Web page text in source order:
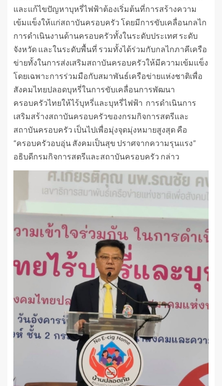
และแก้ไขปัญหาบุหรี่ไฟฟ้าต้องเริ่มต้นที่การสร้างความ
เข้มแข็งให้แก่สถาบันครอบครัว โดยมีการขับเคลื่อนกลไก
การดำเนินงานด้านครอบครัวทั้งในระดับประเทศ ระดับ
จังหวัด และในระดับพื้นที่ รวมทั้งได้ร่วมกับกลไกภาคีเครือ
ข่ายทั้งในการส่งเสริมสถาบันครอบครัวให้มีความเข้มแข็ง
โดยเฉพาะการร่วมมือกับสมาพันธ์เครือข่ายแห่งชาติเพื่อ
สังคมไทยปลอดบุหรี่ในการขับเคลื่อนการพัฒนา
ครอบครัวไทยให้ไร้บุหรี่และบุหรี่ไฟฟ้า การดำเนินการ
เสริมสร้างสถาบันครอบครัวของกรมกิจการสตรีและ
สถาบันครอบครัว เป็นไปเพื่อมุ่งจุดมุ่งหมายสูงสุด คือ
“ครอบครัวอบอุ่น สังคมเป็นสุข ปราศจากความรุนแรง”
อธิบดีกรมกิจการสตรีและสถาบันครอบครัว กล่าว